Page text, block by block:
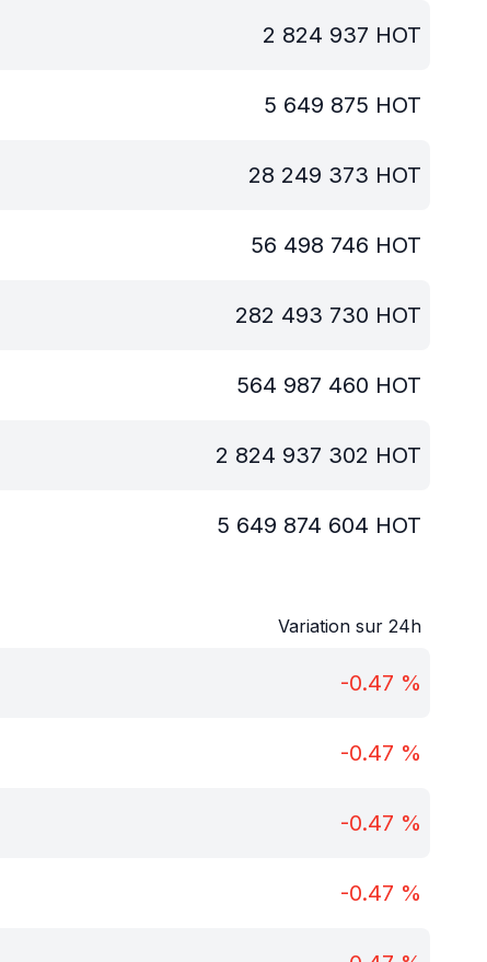
2 824 937 HOT
5 649 875 HOT
28 249 373 HOT
56 498 746 HOT
282 493 730 HOT
564 987 460 HOT
2 824 937 302 HOT
5 649 874 604 HOT
Variation sur 24h
-0.47 %
-0.47 %
-0.47 %
-0.47 %